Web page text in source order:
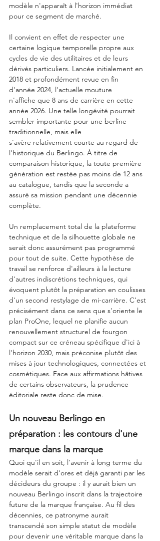
modèle n'apparaît à l'horizon immédiat
pour ce segment de marché.
Il convient en effet de respecter une
certaine logique temporelle propre aux
cycles de vie des utilitaires et de leurs
dérivés particuliers. Lancée initialement en
2018 et profondément revue en fin
d'année 2024, l'actuelle mouture
n'affiche que 8 ans de carrière en cette
année 2026. Une telle longévité pourrait
sembler importante pour une berline
traditionnelle, mais elle
s'avère relativement courte au regard de
l'historique du Berlingo. À titre de
comparaison historique, la toute première
génération est restée pas moins de 12 ans
au catalogue, tandis que la seconde a
assuré sa mission pendant une décennie
complète.
Un remplacement total de la plateforme
technique et de la silhouette globale ne
serait donc assurément pas programmé
pour tout de suite. Cette hypothèse de
travail se renforce d'ailleurs à la lecture
d'autres indiscrétions techniques, qui
évoquent plutôt la préparation en coulisses
d'un second restylage de mi-carrière. C’est
précisément dans ce sens que s'oriente le
plan ProOne, lequel ne planifie aucun
renouvellement structurel de fourgon
compact sur ce créneau spécifique d'ici à
l'horizon 2030, mais préconise plutôt des
mises à jour technologiques, connectées et
cosmétiques. Face aux affirmations hâtives
de certains observateurs, la prudence
éditoriale reste donc de mise.
Un nouveau Berlingo en
préparation : les contours d'une
marque dans la marque
Quoi qu'il en soit, l'avenir à long terme du
modèle serait d'ores et déjà garanti par les
décideurs du groupe : il y aurait bien un
nouveau Berlingo inscrit dans la trajectoire
future de la marque française. Au fil des
décennies, ce patronyme aurait
transcendé son simple statut de modèle
pour devenir une véritable marque dans la